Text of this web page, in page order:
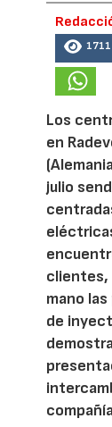
1711
Los
en
julio
clientes,
mano
de